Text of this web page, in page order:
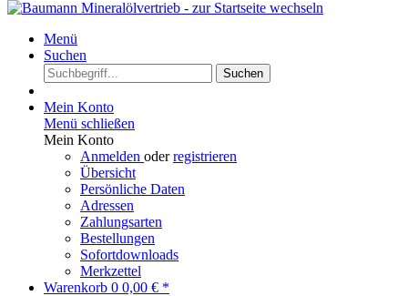
Menü
Suchen
Suchen
Mein Konto
Menü schließen
Mein Konto
Anmelden oderregistrieren
Übersicht
Persönliche Daten
Adressen
Zahlungsarten
Bestellungen
Sofortdownloads
Merkzettel
Warenkorb 0 0,00 € *